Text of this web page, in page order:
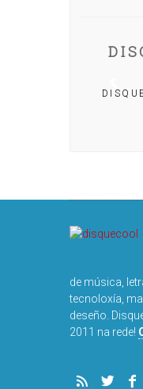
de música,
tecnoloxía,
deseño.
2011 na rede!